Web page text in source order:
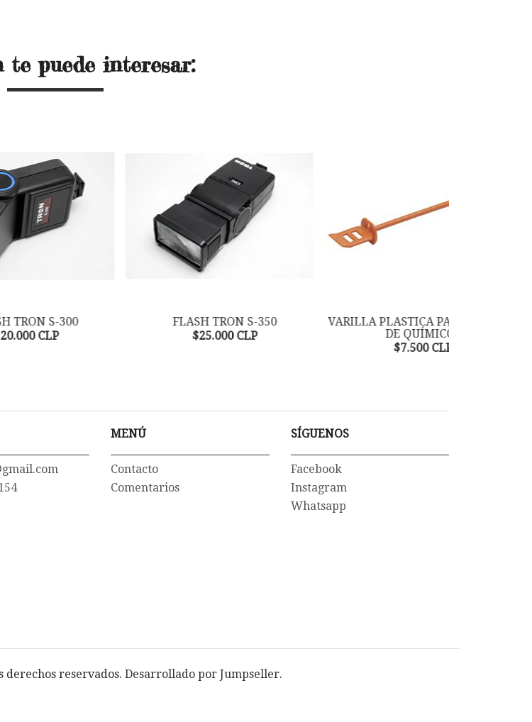
te puede interesar:
FLASH TRON S-350
VARILLA PLASTICA PARA AGITADO
DE QUÍMICOS
MENÚ
Contacto
Comentarios
SÍGUENOS
Facebook
Instagram
Whatsapp
derechos reservados. Desarrollado por Jumpseller.